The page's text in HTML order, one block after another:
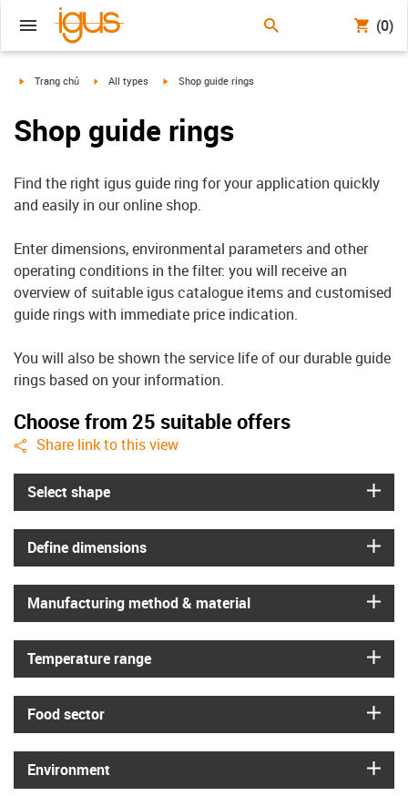
(0)
igus-icon-arrow-right
Trang chủ igus-icon-arrow-right
All types igus-icon-arrow-right
Shop guide rings
Shop guide rings
Find the right igus guide ring for your application quickly
and easily in our online shop.
Enter dimensions, environmental parameters and other
operating conditions in the filter: you will receive an
overview of suitable igus catalogue items and customised
guide rings with immediate price indication.
You will also be shown the service life of our durable guide
rings based on your information.
Choose from 25 suitable offers
igus-icon-share
Share link to this view
Select shape
Define dimensions
Manufacturing method & material
Temperature range
Food sector
Environment